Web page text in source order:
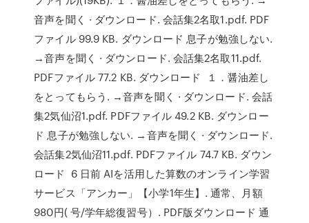
音声を聞く · ダウンロード. 会話集2名取1.pdf. PDF
ファイル 99.9 KB. ダウンロード 息子が勉強しない.
→音声を聞く · ダウンロード. 会話集2名取11.pdf.
PDFファイル 77.2 KB. ダウンロード １．醤油差し
をとってもらう. →音声を聞く · ダウンロード. 会話
集2気仙沼1.pdf. PDFファイル 49.2 KB. ダウンロー
ド 息子が勉強しない. →音声を聞く · ダウンロード.
会話集2気仙沼11.pdf. PDFファイル 74.7 KB. ダウン
ロード 6 日前 AIを活用した算数のオンライン学習
サービス「アンカー」【小学1年生】. 通常、月額
980円( 号/学年総復習号）. PDF版ダウンロード 通